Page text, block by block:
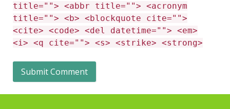
title=""> <abbr title=""> <acronym
title=""> <b> <blockquote cite="">
<cite> <code> <del datetime=""> <em>
<i> <q cite=""> <s> <strike> <strong>